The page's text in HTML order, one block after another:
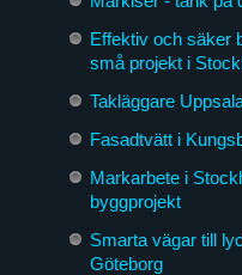
Effektiv och säker
små projekt i
Takläggare
Fasadtvätt i
Markarbete i
byggprojekt
Smarta vägar till
Göteborg